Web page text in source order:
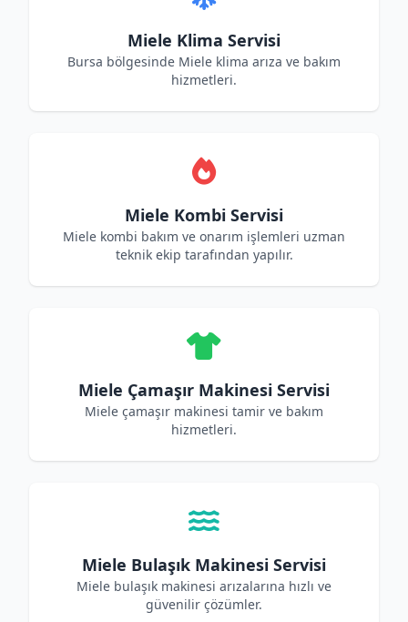
Miele Klima Servisi
Bursa bölgesinde Miele klima arıza ve bakım
hizmetleri.
Miele Kombi Servisi
Miele kombi bakım ve onarım işlemleri uzman
teknik ekip tarafından yapılır.
Miele Çamaşır Makinesi Servisi
Miele çamaşır makinesi tamir ve bakım
hizmetleri.
Miele Bulaşık Makinesi Servisi
Miele bulaşık makinesi arızalarına hızlı ve
güvenilir çözümler.